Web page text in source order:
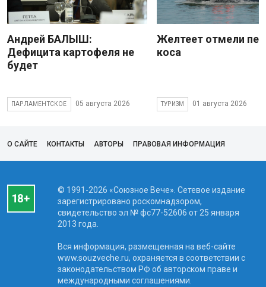
Андрей БАЛЫШ:
Дефицита картофеля не
будет
ПАРЛАМЕНТСКОЕ 05 августа 2026
Желтеет отмели
коса
ТУРИЗМ 01 августа 2026
О САЙТЕ КОНТАКТЫ АВТОРЫ ПРАВОВАЯ ИНФОРМАЦИЯ
© 1991-2026 «Союзное Вече». Сетевое издание
зарегистрировано роскомнадзором,
свидетельство эл № фc77-52606 от 25 января
2013 года.
Вся информация, размещенная на веб-сайте
www.souzveche.ru, охраняется в соответствии с
законодательством РФ об авторском праве и
международными соглашениями.